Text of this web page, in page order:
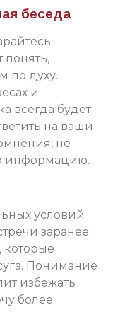
беседа
понять,
по духу.
и
всегда будет
на ваши
не
информацию.
условий
заранее:
которые
Понимание
избежать
более